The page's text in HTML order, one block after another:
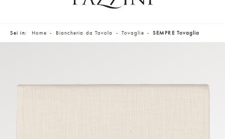
Sei in: Home Biancheria da Tavola Tovaglie SEMPRE Tovaglia